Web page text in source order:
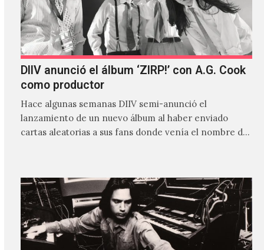
DIIV anunció el álbum ‘ZIRP!’ con A.G. Cook
como productor
Hace algunas semanas DIIV semi-anunció el
lanzamiento de un nuevo álbum al haber enviado
cartas aleatorias a sus fans donde venía el nombre de